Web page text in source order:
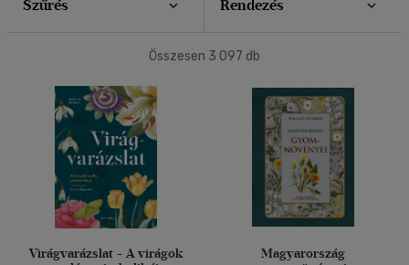
Korosztály szerint
Felnőtt(366)
Nyelv szerint
Magyar
(379)
Angol(5)
Szűrés Rendezés
Összesen 3 097 db
Virágvarázslat - A virágok
Magyarország